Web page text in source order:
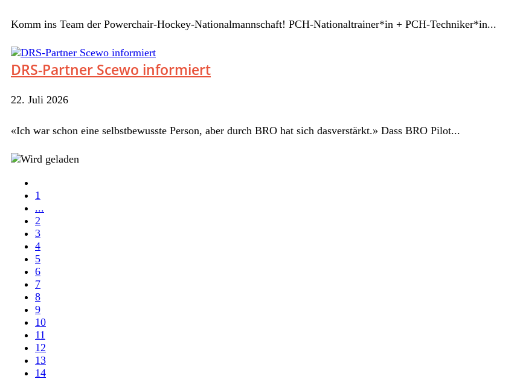
Komm ins Team der Powerchair-Hockey-Nationalmannschaft! PCH-Nationaltrainer*in + PCH-Techniker*in...
DRS-Partner Scewo informiert
22. Juli 2026
«Ich war schon eine selbstbewusste Person, aber durch BRO hat sich dasverstärkt.» Dass BRO Pilot...
1
...
2
3
4
5
6
7
8
9
10
11
12
13
14